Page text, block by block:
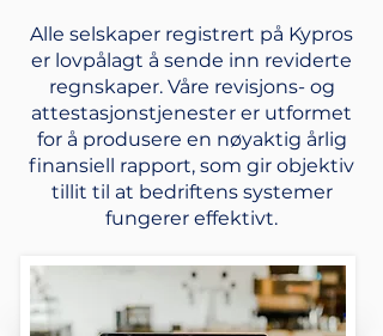
Alle selskaper registrert på Kypros
er lovpålagt å sende inn reviderte
regnskaper. Våre revisjons- og
attestasjonstjenester er utformet
for å produsere en nøyaktig årlig
finansiell rapport, som gir objektiv
tillit til at bedriftens systemer
fungerer effektivt.